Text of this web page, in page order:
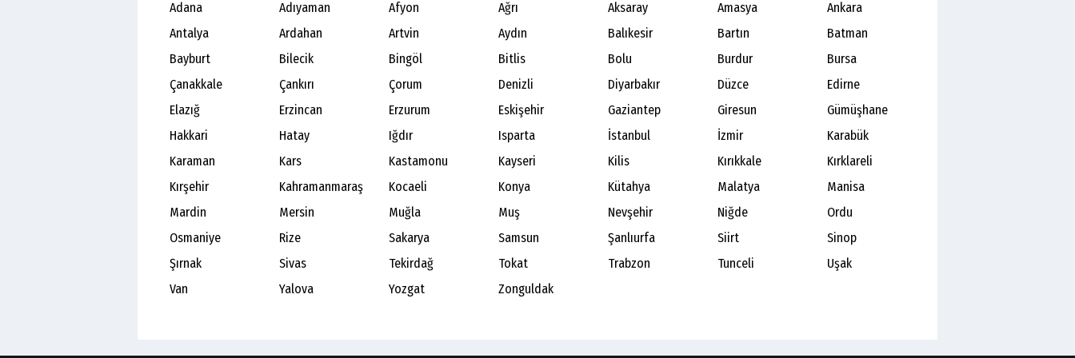
Adana Adıyaman Afyon Ağrı Aksaray Amasya
Ankara
Antalya
Ardahan Artvin Aydın Balıkesir Bartın
Batman
Bayburt
Bilecik Bingöl Bitlis Bolu Burdur
Bursa
Çanakkale
Çankırı Çorum Denizli Diyarbakır Düzce
Edirne
Elazığ
Erzincan Erzurum Eskişehir Gaziantep Giresun
Gümüşhane
Hakkari
Hatay Iğdır Isparta İstanbul İzmir
Karabük
Karaman
Kars Kastamonu Kayseri Kilis Kırıkkale
Kırklareli
Kırşehir
Kahramanmaraş Kocaeli Konya Kütahya Malatya
Manisa
Mardin
Mersin Muğla Muş Nevşehir Niğde
Ordu
Osmaniye
Rize Sakarya Samsun Şanlıurfa Siirt
Sinop
Şırnak
Sivas Tekirdağ Tokat Trabzon Tunceli
Uşak
Van
Yalova Yozgat Zonguldak